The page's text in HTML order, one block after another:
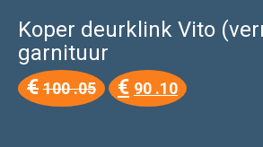
Koper deurklink Vito
garnituur
€ 100 .05
Oorspronkelijke
prijs
€ 90 .10 Huidige